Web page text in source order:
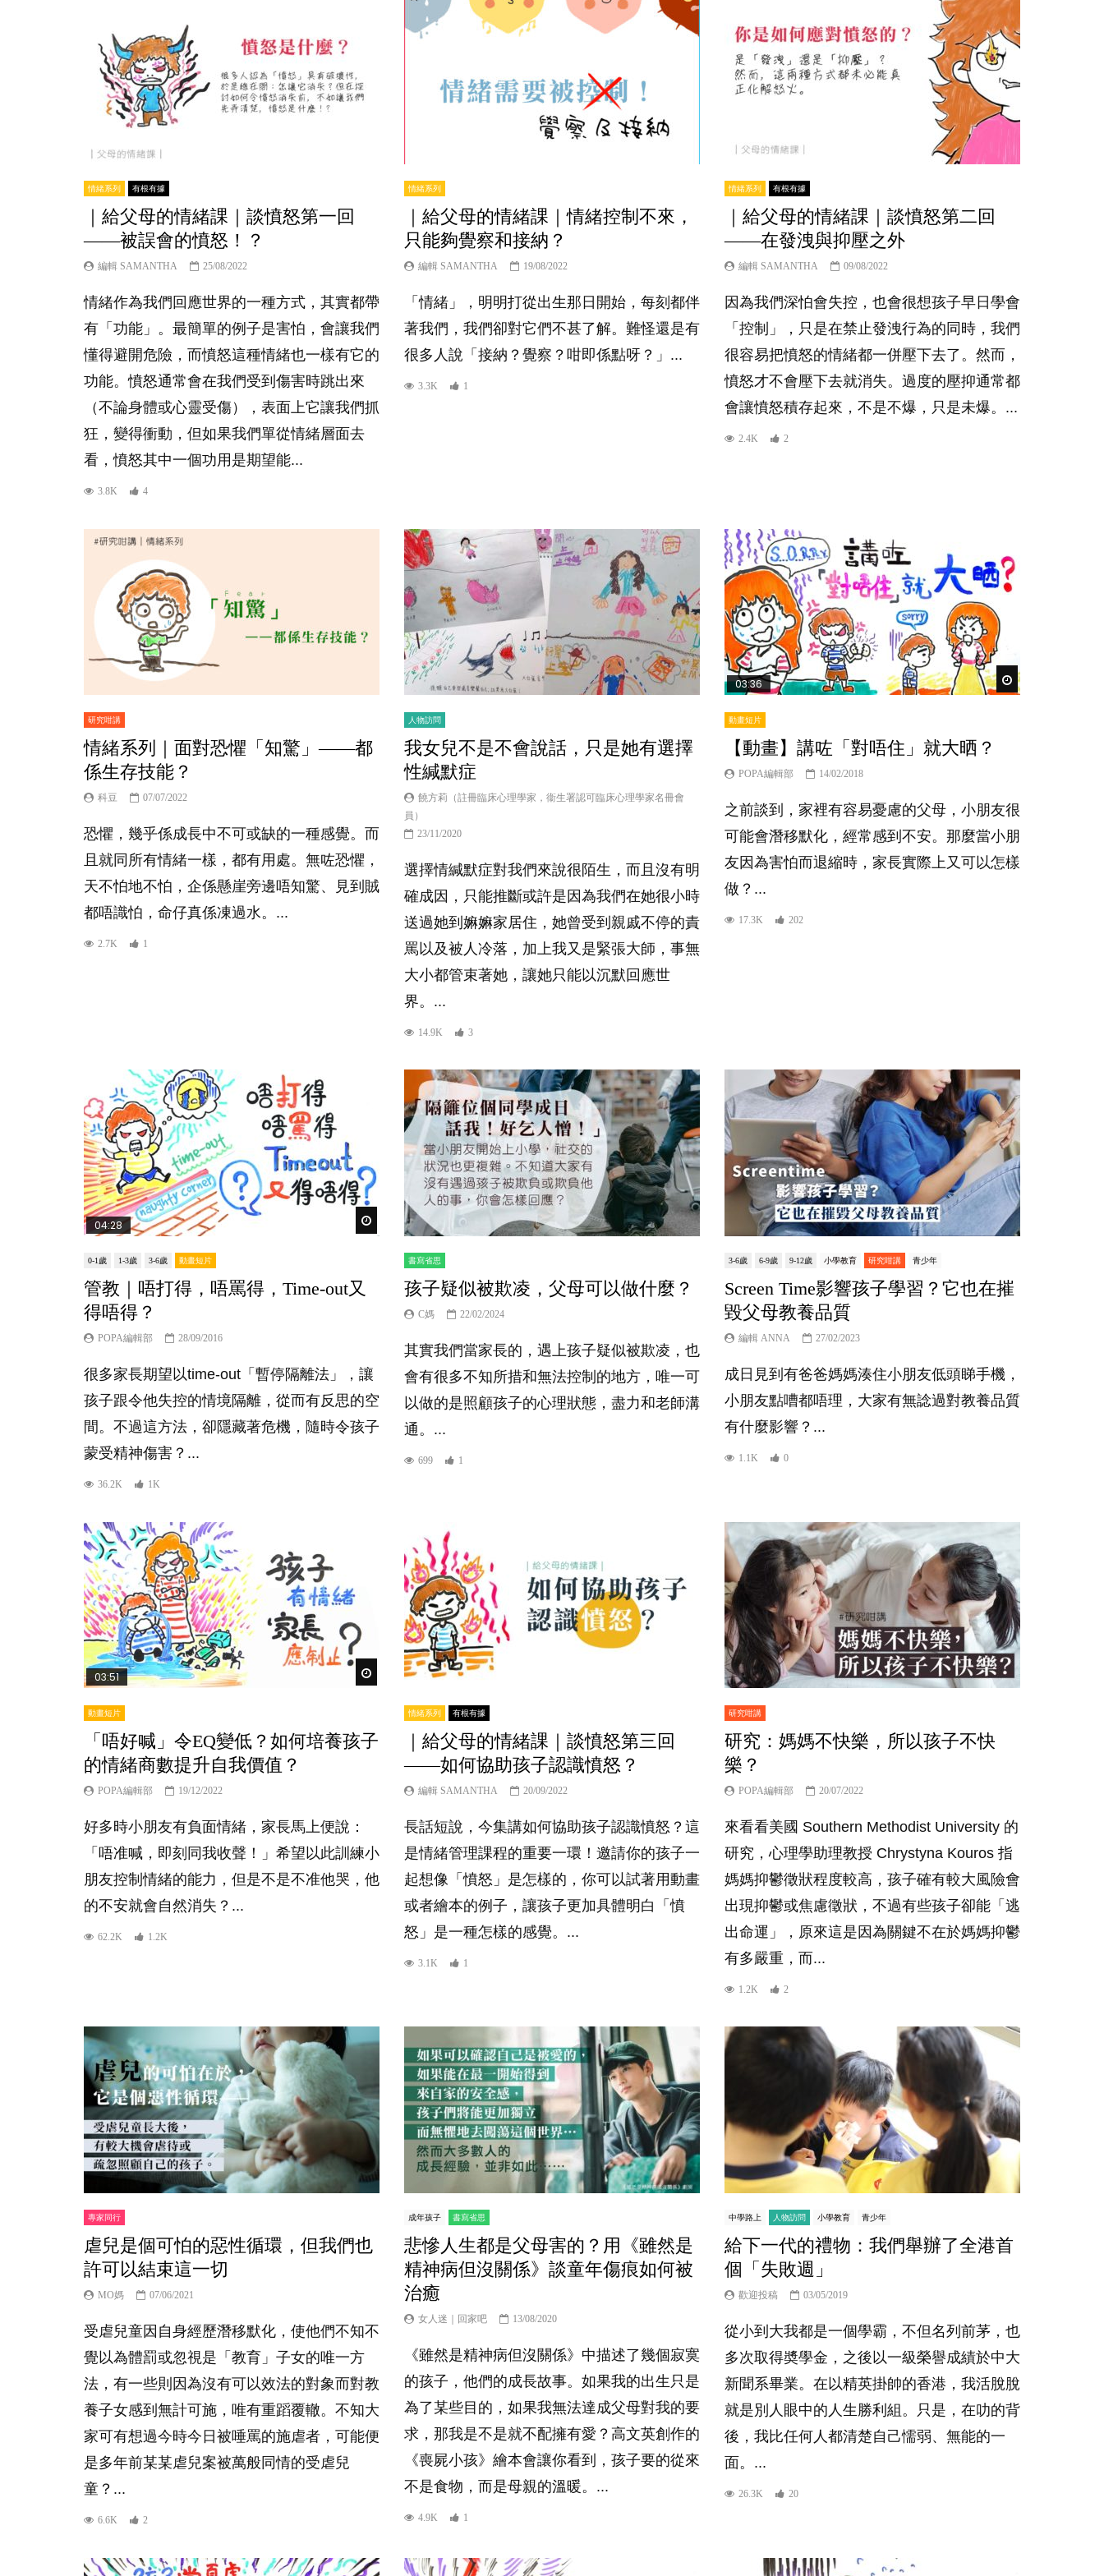
情緒系列 有根有據
｜給父母的情緒課｜談憤怒第一回
——被誤會的憤怒！？
編輯 SAMANTHA 25/08/2022
情緒作為我們回應世界的一種方式，其實都帶
有「功能」。最簡單的例子是害怕，會讓我們
懂得避開危險，而憤怒這種情緒也一樣有它的
功能。憤怒通常會在我們受到傷害時跳出來
（不論身體或心靈受傷），表面上它讓我們抓
狂，變得衝動，但如果我們單從情緒層面去
看，憤怒其中一個功用是期望能...
3.8K 4
情緒系列
｜給父母的情緒課｜情緒控制不來，
只能夠覺察和接納？
編輯 SAMANTHA 19/08/2022
「情緒」，明明打從出生那日開始，每刻都伴
著我們，我們卻對它們不甚了解。難怪還是有
很多人說「接納？覺察？咁即係點呀？」...
3.3K 1
情緒系列 有根有據
｜給父母的情緒課｜談憤怒第二回
——在發洩與抑壓之外
編輯 SAMANTHA 09/08/2022
因為我們深怕會失控，也會很想孩子早日學會
「控制」，只是在禁止發洩行為的同時，我們
很容易把憤怒的情緒都一併壓下去了。然而，
憤怒才不會壓下去就消失。過度的壓抑通常都
會讓憤怒積存起來，不是不爆，只是未爆。...
2.4K 2
研究咁講
情緒系列｜面對恐懼「知驚」——都
係生存技能？
科豆 07/07/2022
恐懼，幾乎係成長中不可或缺的一種感覺。而
且就同所有情緒一樣，都有用處。無咗恐懼，
天不怕地不怕，企係懸崖旁邊唔知驚、見到賊
都唔識怕，命仔真係凍過水。...
2.7K 1
人物訪問
我女兒不是不會說話，只是她有選擇
性緘默症
饒方莉（註冊臨床心理學家，衞生署認可臨床心理學家名冊會
員）
23/11/2020
選擇情緘默症對我們來說很陌生，而且沒有明
確成因，只能推斷或許是因為我們在她很小時
送過她到嫲嫲家居住，她曾受到親戚不停的責
罵以及被人冷落，加上我又是緊張大師，事無
大小都管束著她，讓她只能以沉默回應世
界。...
14.9K 3
Watch Later
03:36
動畫短片
【動畫】講咗「對唔住」就大晒？
POPA編輯部 14/02/2018
之前談到，家裡有容易憂慮的父母，小朋友很
可能會潛移默化，經常感到不安。那麼當小朋
友因為害怕而退縮時，家長實際上又可以怎樣
做？...
17.3K 202
Watch Later
04:28
0-1歲 1-3歲 3-6歲 動畫短片
管教｜唔打得，唔罵得，Time-out又
得唔得？
POPA編輯部 28/09/2016
很多家長期望以time-out「暫停隔離法」，讓
孩子跟令他失控的情境隔離，從而有反思的空
間。不過這方法，卻隱藏著危機，隨時令孩子
蒙受精神傷害？...
36.2K 1K
書寫省思
孩子疑似被欺凌，父母可以做什麼？
C媽 22/02/2024
其實我們當家長的，遇上孩子疑似被欺凌，也
會有很多不知所措和無法控制的地方，唯一可
以做的是照顧孩子的心理狀態，盡力和老師溝
通。...
699 1
3-6歲 6-9歲 9-12歲 小學教育 研究咁講 青少年
Screen Time影響孩子學習？它也在摧
毀父母教養品質
編輯 ANNA 27/02/2023
成日見到有爸爸媽媽湊住小朋友低頭睇手機，
小朋友點嘈都唔理，大家有無諗過對教養品質
有什麼影響？...
1.1K 0
Watch Later
03:51
動畫短片
「唔好喊」令EQ變低？如何培養孩子
的情緒商數提升自我價值？
POPA編輯部 19/12/2022
好多時小朋友有負面情緒，家長馬上便說：
「唔准喊，即刻同我收聲！」希望以此訓練小
朋友控制情緒的能力，但是不是不准他哭，他
的不安就會自然消失？...
62.2K 1.2K
情緒系列 有根有據
｜給父母的情緒課｜談憤怒第三回
——如何協助孩子認識憤怒？
編輯 SAMANTHA 20/09/2022
長話短說，今集講如何協助孩子認識憤怒？這
是情緒管理課程的重要一環！邀請你的孩子一
起想像「憤怒」是怎樣的，你可以試著用動畫
或者繪本的例子，讓孩子更加具體明白「憤
怒」是一種怎樣的感覺。...
3.1K 1
研究咁講
研究：媽媽不快樂，所以孩子不快
樂？
POPA編輯部 20/07/2022
來看看美國 Southern Methodist University 的
研究，心理學助理教授 Chrystyna Kouros 指
媽媽抑鬱徵狀程度較高，孩子確有較大風險會
出現抑鬱或焦慮徵狀，不過有些孩子卻能「逃
出命運」，原來這是因為關鍵不在於媽媽抑鬱
有多嚴重，而...
1.2K 2
專家同行
虐兒是個可怕的惡性循環，但我們也
許可以結束這一切
MO媽 07/06/2021
受虐兒童因自身經歷潛移默化，使他們不知不
覺以為體罰或忽視是「教育」子女的唯一方
法，有一些則因為沒有可以效法的對象而對教
養子女感到無計可施，唯有重蹈覆轍。不知大
家可有想過今時今日被唾罵的施虐者，可能便
是多年前某某虐兒案被萬般同情的受虐兒
童？...
6.6K 2
成年孩子 書寫省思
悲慘人生都是父母害的？用《雖然是
精神病但沒關係》談童年傷痕如何被
治癒
女人迷｜回家吧 13/08/2020
《雖然是精神病但沒關係》中描述了幾個寂寞
的孩子，他們的成長故事。如果我的出生只是
為了某些目的，如果我無法達成父母對我的要
求，那我是不是就不配擁有愛？高文英創作的
《喪屍小孩》繪本會讓你看到，孩子要的從來
不是食物，而是母親的溫暖。...
4.9K 1
中學路上 人物訪問 小學教育 青少年
給下一代的禮物：我們舉辦了全港首
個「失敗週」
歡迎投稿 03/05/2019
從小到大我都是一個學霸，不但名列前茅，也
多次取得奬學金，之後以一級榮譽成績於中大
新聞系畢業。在以精英掛帥的香港，我活脫脫
就是別人眼中的人生勝利組。只是，在叻的背
後，我比任何人都清楚自己懦弱、無能的一
面。...
26.3K 20